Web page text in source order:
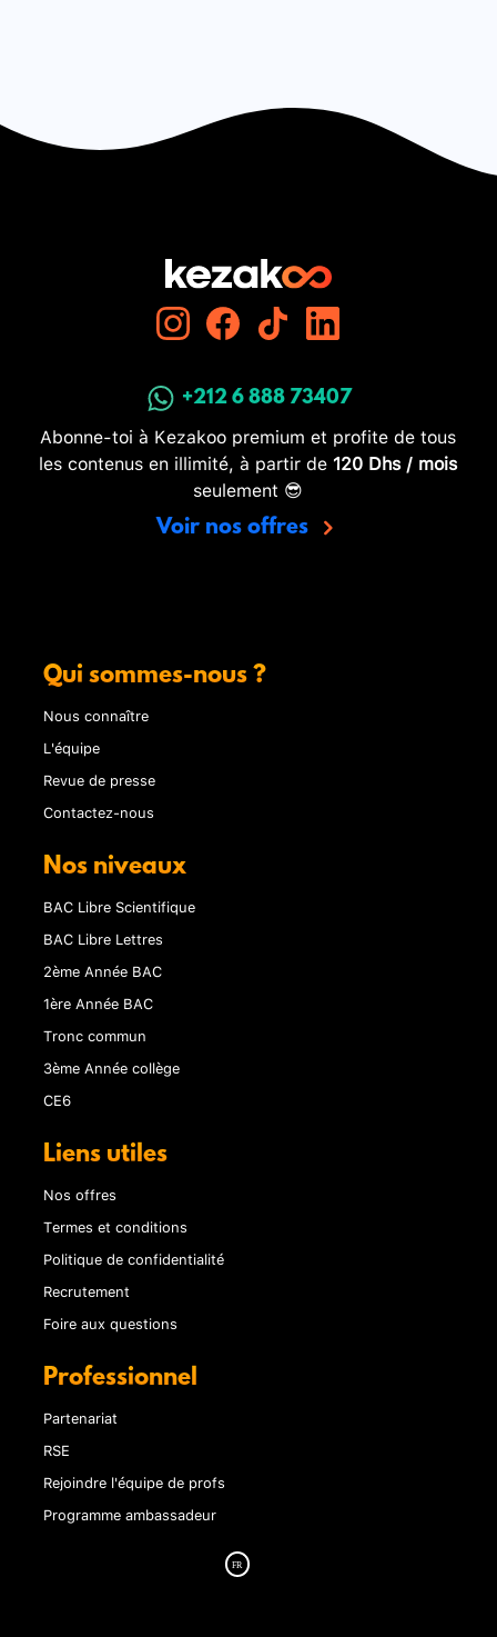
+212 6 888 73407
Abonne-toi à Kezakoo premium et profite de tous
les contenus en illimité, à partir de 120 Dhs / mois
seulement 😎
Voir nos offres
Qui sommes-nous ?
Nous connaître
L'équipe
Revue de presse
Contactez-nous
Nos niveaux
BAC Libre Scientifique
BAC Libre Lettres
2ème Année BAC
1ère Année BAC
Tronc commun
3ème Année collège
CE6
Liens utiles
Nos offres
Termes et conditions
Politique de confidentialité
Recrutement
Foire aux questions
Professionnel
Partenariat
RSE
Rejoindre l'équipe de profs
Programme ambassadeur